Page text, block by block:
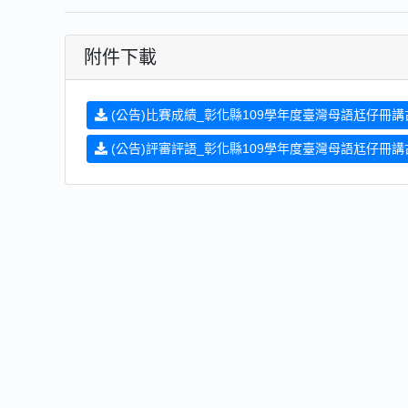
附件下載
(公告)比賽成績_彰化縣109學年度臺灣母語尪仔冊講
(公告)評審評語_彰化縣109學年度臺灣母語尪仔冊